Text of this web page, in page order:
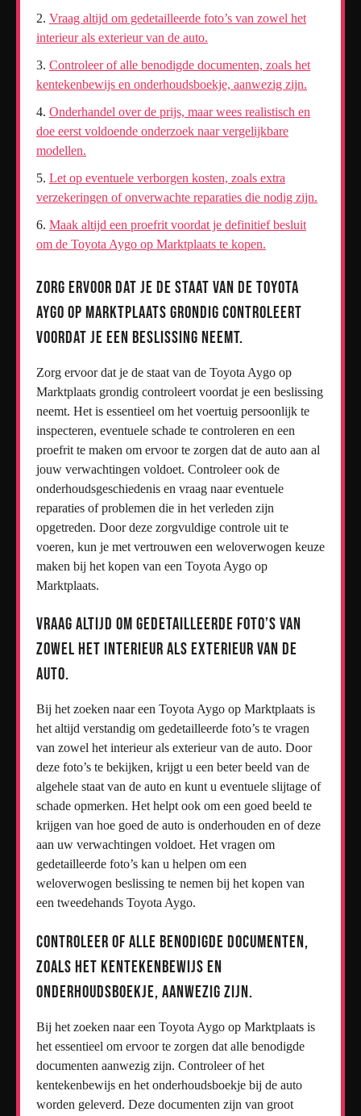
Vraag altijd om gedetailleerde foto’s van zowel het
interieur als exterieur van de auto.
Controleer of alle benodigde documenten, zoals het
kentekenbewijs en onderhoudsboekje, aanwezig zijn.
Onderhandel over de prijs, maar wees realistisch en
doe eerst voldoende onderzoek naar vergelijkbare
modellen.
Let op eventuele verborgen kosten, zoals extra
verzekeringen of onverwachte reparaties die nodig zijn.
Maak altijd een proefrit voordat je definitief besluit
om de Toyota Aygo op Marktplaats te kopen.
Zorg ervoor dat je de staat van de Toyota
Aygo op Marktplaats grondig controleert
voordat je een beslissing neemt.
Zorg ervoor dat je de staat van de Toyota Aygo op
Marktplaats grondig controleert voordat je een beslissing
neemt. Het is essentieel om het voertuig persoonlijk te
inspecteren, eventuele schade te controleren en een
proefrit te maken om ervoor te zorgen dat de auto aan al
jouw verwachtingen voldoet. Controleer ook de
onderhoudsgeschiedenis en vraag naar eventuele
reparaties of problemen die in het verleden zijn
opgetreden. Door deze zorgvuldige controle uit te
voeren, kun je met vertrouwen een weloverwogen keuze
maken bij het kopen van een Toyota Aygo op
Marktplaats.
Vraag altijd om gedetailleerde foto’s van
zowel het interieur als exterieur van de
auto.
Bij het zoeken naar een Toyota Aygo op Marktplaats is
het altijd verstandig om gedetailleerde foto’s te vragen
van zowel het interieur als exterieur van de auto. Door
deze foto’s te bekijken, krijgt u een beter beeld van de
algehele staat van de auto en kunt u eventuele slijtage of
schade opmerken. Het helpt ook om een goed beeld te
krijgen van hoe goed de auto is onderhouden en of deze
aan uw verwachtingen voldoet. Het vragen om
gedetailleerde foto’s kan u helpen om een
weloverwogen beslissing te nemen bij het kopen van
een tweedehands Toyota Aygo.
Controleer of alle benodigde documenten,
zoals het kentekenbewijs en
onderhoudsboekje, aanwezig zijn.
Bij het zoeken naar een Toyota Aygo op Marktplaats is
het essentieel om ervoor te zorgen dat alle benodigde
documenten aanwezig zijn. Controleer of het
kentekenbewijs en het onderhoudsboekje bij de auto
worden geleverd. Deze documenten zijn van groot